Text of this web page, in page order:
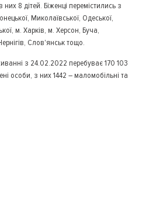
них 8 дітей. Біженці перемістились з
Миколаївської, Одеської,
м. Харків, м. Херсон, Буча,
Слов'янськ тощо.
з 24.02.2022 перебуває 170 103
особи, з них 1442 – маломобільні та